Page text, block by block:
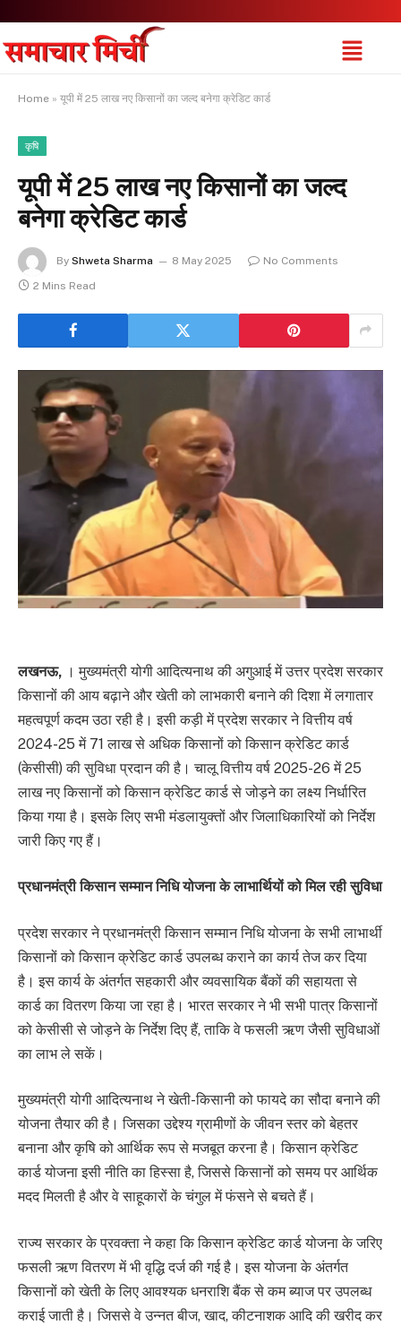
Home » यूपी में 25 लाख नए किसानों का जल्द बनेगा क्रेडिट कार्ड
कृषि
यूपी में 25 लाख नए किसानों का जल्द
बनेगा क्रेडिट कार्ड
By Shweta Sharma 8 May 2025
No Comments
2 Mins Read
लखनऊ, । मुख्यमंत्री योगी आदित्यनाथ की अगुआई में उत्तर प्रदेश सरकार
किसानों की आय बढ़ाने और खेती को लाभकारी बनाने की दिशा में लगातार
महत्वपूर्ण कदम उठा रही है। इसी कड़ी में प्रदेश सरकार ने वित्तीय वर्ष
2024-25 में 71 लाख से अधिक किसानों को किसान क्रेडिट कार्ड
(केसीसी) की सुविधा प्रदान की है। चालू वित्तीय वर्ष 2025-26 में 25
लाख नए किसानों को किसान क्रेडिट कार्ड से जोड़ने का लक्ष्य निर्धारित
किया गया है। इसके लिए सभी मंडलायुक्तों और जिलाधिकारियों को निर्देश
जारी किए गए हैं।
प्रधानमंत्री किसान सम्मान निधि योजना के लाभार्थियों को मिल रही सुविधा
प्रदेश सरकार ने प्रधानमंत्री किसान सम्मान निधि योजना के सभी लाभार्थी
किसानों को किसान क्रेडिट कार्ड उपलब्ध कराने का कार्य तेज कर दिया
है। इस कार्य के अंतर्गत सहकारी और व्यवसायिक बैंकों की सहायता से
कार्ड का वितरण किया जा रहा है। भारत सरकार ने भी सभी पात्र किसानों
को केसीसी से जोड़ने के निर्देश दिए हैं, ताकि वे फसली ऋण जैसी सुविधाओं
का लाभ ले सकें।
मुख्यमंत्री योगी आदित्यनाथ ने खेती-किसानी को फायदे का सौदा बनाने की
योजना तैयार की है। जिसका उद्देश्य ग्रामीणों के जीवन स्तर को बेहतर
बनाना और कृषि को आर्थिक रूप से मजबूत करना है। किसान क्रेडिट
कार्ड योजना इसी नीति का हिस्सा है, जिससे किसानों को समय पर आर्थिक
मदद मिलती है और वे साहूकारों के चंगुल में फंसने से बचते हैं।
राज्य सरकार के प्रवक्ता ने कहा कि किसान क्रेडिट कार्ड योजना के जरिए
फसली ऋण वितरण में भी वृद्धि दर्ज की गई है। इस योजना के अंतर्गत
किसानों को खेती के लिए आवश्यक धनराशि बैंक से कम ब्याज पर उपलब्ध
कराई जाती है। जिससे वे उन्नत बीज, खाद, कीटनाशक आदि की खरीद कर